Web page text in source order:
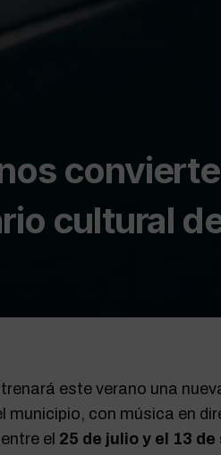
cultural
este verano una
municipio, con música en
el 25 de julio y el 13